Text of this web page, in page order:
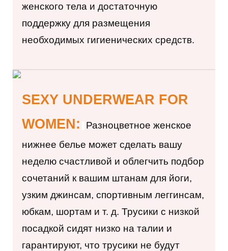
женского тела и достаточную
поддержку для размещения
необходимых гигиенических средств.
SEXY UNDERWEAR FOR
WOMEN:
Разноцветное женское
нижнее белье может сделать вашу
неделю счастливой и облегчить подбор
сочетаний к вашим штанам для йоги,
узким джинсам, спортивным леггинсам,
юбкам, шортам и т. д. Трусики с низкой
посадкой сидят низко на талии и
гарантируют, что трусики не будут